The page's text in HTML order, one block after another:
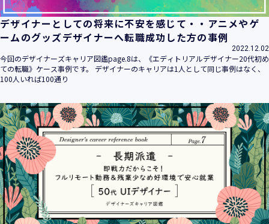
デザイナーとしての将来に不安を感じて・・アニメやゲ
ームのグッズデザイナーへ転職成功した方の事例
2022.12.02
今回のデザイナーズキャリア図鑑page.8は、《エディトリアルデザイナー20代初め
ての転職》ケース事例です。 デザイナーのキャリアは1人として同じ事例はなく、
100人いれば100通り